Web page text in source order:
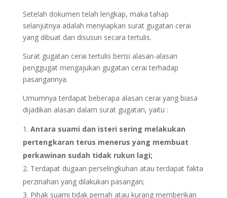
Setelah dokumen telah lengkap, maka tahap
selanjutnya adalah menyiapkan surat gugatan cerai
yang dibuat dan disusun secara tertulis.
Surat gugatan cerai tertulis berisi alasan-alasan
penggugat mengajukan gugatan cerai terhadap
pasangannya.
Umumnya terdapat beberapa alasan cerai yang biasa
dijadikan alasan dalam surat gugatan, yaitu :
Antara suami dan isteri sering melakukan
pertengkaran terus menerus yang membuat
perkawinan sudah tidak rukun lagi;
Terdapat dugaan perselingkuhan atau terdapat fakta
perzinahan yang dilakukan pasangan;
Pihak suami tidak pernah atau kurang memberikan